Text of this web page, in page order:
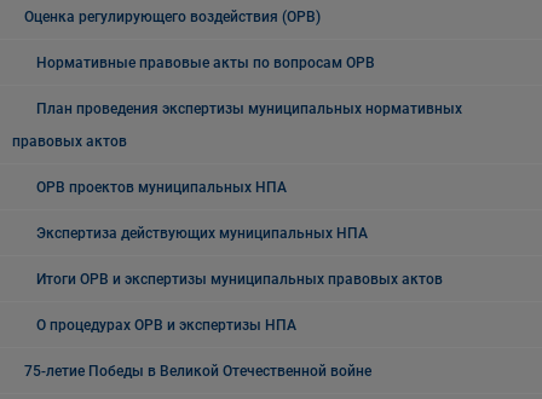
Оценка регулирующего воздействия (ОРВ)
Нормативные правовые акты по вопросам ОРВ
План проведения экспертизы муниципальных нормативных
правовых актов
ОРВ проектов муниципальных НПА
Экспертиза действующих муниципальных НПА
Итоги ОРВ и экспертизы муниципальных правовых актов
О процедурах ОРВ и экспертизы НПА
75-летие Победы в Великой Отечественной войне